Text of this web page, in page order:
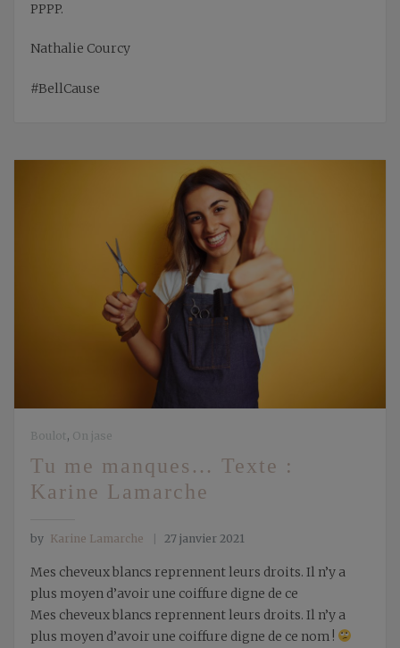
PPPP.
Nathalie Courcy
#BellCause
Boulot , On jase
Tu me manques… Texte :
Karine Lamarche
by Karine Lamarche 27 janvier 2021
Mes cheveux blancs reprennent leurs droits. Il n’y a
plus moyen d’avoir une coiffure digne de ce
Mes cheveux blancs reprennent leurs droits. Il n’y a
plus moyen d’avoir une coiffure digne de ce nom !